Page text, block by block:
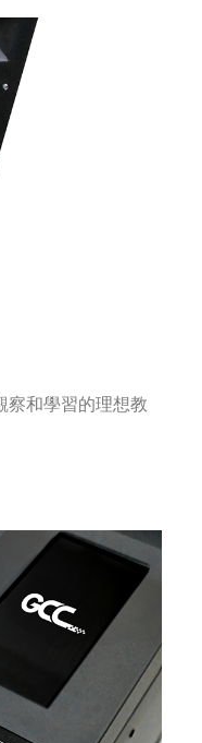
察和學習的理想教